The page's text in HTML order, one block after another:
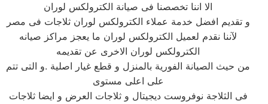
الا اننا تخصصنا فى صيانة الكترولكس لوران
و تقديم افضل خدمة عملاء الكترولكس لوران ثلاجات فى مصر
لآننا نقدم لعميل الكترولكس لوران ما يعجز مراكز صيانه
الكترولكس لوران الاخرى عن تقديمه
من حيث الصيانة الفورية بالمنزل و قطع غيار اصلية .و التى تتم
على اعلى مستوى
فى الثلاجة نوفروست ديجيتال و ثلاجات العرض و ايضا ثلاجات